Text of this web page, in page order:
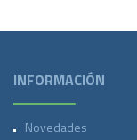
INFORMACIÓN
Novedades